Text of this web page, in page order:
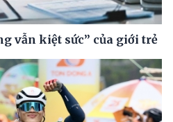
vẫn kiệt sức” của giới trẻ